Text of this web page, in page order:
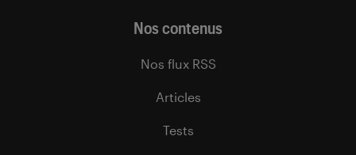
Nos contenus
Nos flux RSS
Articles
Tests